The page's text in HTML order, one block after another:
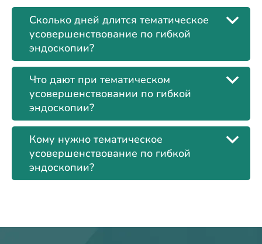
Сколько дней длится тематическое
усовершенствование по гибкой
эндоскопии?
Что дают при тематическом
усовершенствовании по гибкой
эндоскопии?
Кому нужно тематическое
усовершенствование по гибкой
эндоскопии?